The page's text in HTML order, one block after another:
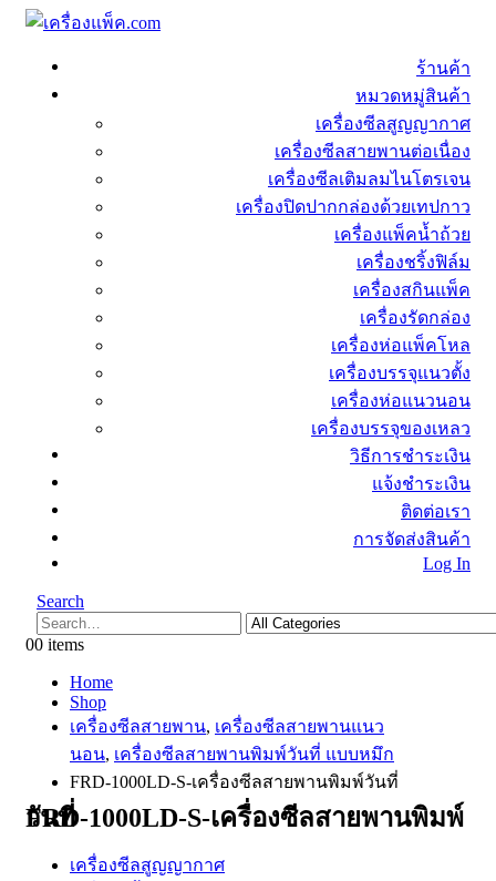
ร้านค้า
หมวดหมู่สินค้า
เครื่องซีลสูญญากาศ
เครื่องซีลสายพานต่อเนื่อง
เครื่องซีลเติมลมไนโตรเจน
เครื่องปิดปากกล่องด้วยเทปกาว
เครื่องแพ็คน้ำถ้วย
เครื่องชริ้งฟิล์ม
เครื่องสกินแพ็ค
เครื่องรัดกล่อง
เครื่องห่อแพ็คโหล
เครื่องบรรจุแนวตั้ง
เครื่องห่อแนวนอน
เครื่องบรรจุของเหลว
วิธีการชำระเงิน
แจ้งชำระเงิน
ติดต่อเรา
การจัดส่งสินค้า
Log In
Search
00 items
Home
Shop
เครื่องซีลสายพาน, เครื่องซีลสายพานแนว
นอน, เครื่องซีลสายพานพิมพ์วันที่ แบบหมึก
FRD-1000LD-S-เครื่องซีลสายพานพิมพ์วันที่
FRD-1000LD-S-เครื่องซีลสายพานพิมพ์วันที่
เครื่องซีลสูญญากาศ